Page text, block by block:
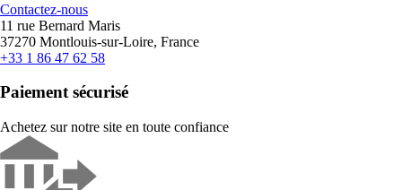
Contactez-nous
11 rue Bernard Maris
37270 Montlouis-sur-Loire, France
+33 1 86 47 62 58
Paiement sécurisé
Achetez sur notre site en toute confiance